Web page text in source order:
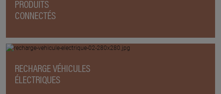
PRODUITS
CONNECTÉS
RECHARGE VÉHICULES
ÉLECTRIQUES